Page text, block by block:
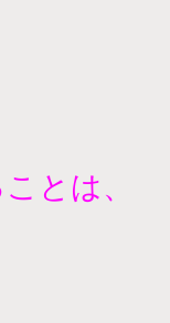
とは、